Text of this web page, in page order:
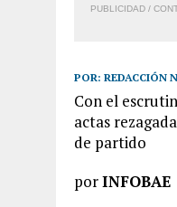
PUBLICIDAD /
POR: REDACCIÓN
Con el
actas
de partido
porINFOBAE